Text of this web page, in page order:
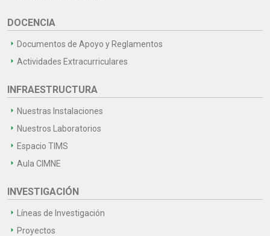
DOCENCIA
Documentos de Apoyo y Reglamentos
Actividades Extracurriculares
INFRAESTRUCTURA
Nuestras Instalaciones
Nuestros Laboratorios
Espacio TIMS
Aula CIMNE
INVESTIGACIÓN
Líneas de Investigación
Proyectos